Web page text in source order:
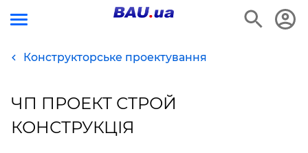
Конструкторське проектування
ЧП ПРОЕКТ СТРОЙ
КОНСТРУКЦІЯ